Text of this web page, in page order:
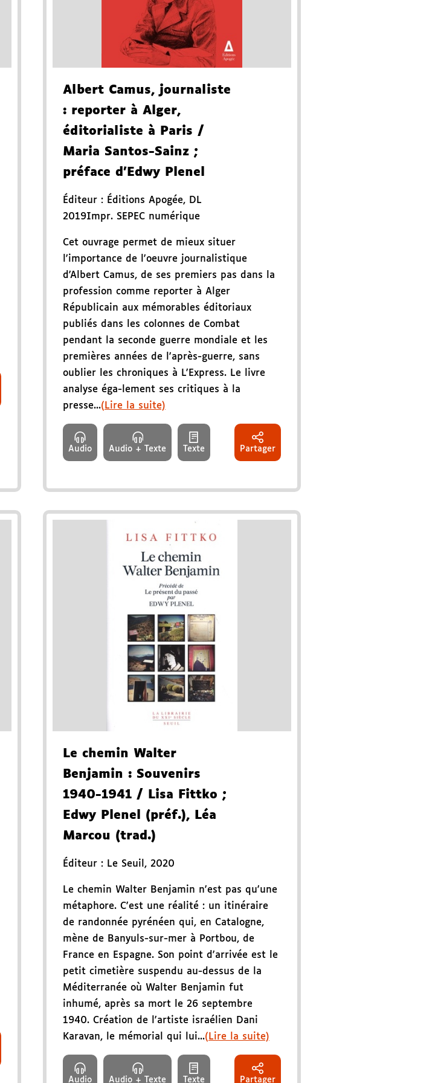
Albert Camus, journaliste
: reporter à Alger,
éditorialiste à Paris /
Maria Santos-Sainz;
préface d'Edwy Plenel
Éditeur : Éditions Apogée, DL
2019Impr. SEPEC numérique
Cet ouvrage permet de mieux situer
l'importance de l'oeuvre journalistique
d'Albert Camus, de ses premiers pas dans la
profession comme reporter à Alger
Républicain aux mémorables éditoriaux
publiés dans les colonnes de Combat
pendant la seconde guerre mondiale et les
premières années de l'après-guerre, sans
oublier les chroniques à L'Express. Le livre
analyse éga-lement ses critiques à la
presse...(Lire la suite)
Audio Audio + Texte Texte Partager
Le chemin Walter
Benjamin : Souvenirs
1940-1941/ Lisa Fittko ;
Edwy Plenel (préf.), Léa
Marcou (trad.)
Éditeur : Le Seuil , 2020
Le chemin Walter Benjamin n'est pas qu'une
métaphore. C'est une réalité : un itinéraire
de randonnée pyrénéen qui, en Catalogne,
mène de Banyuls-sur-mer à Portbou, de
France en Espagne. Son point d'arrivée est le
petit cimetière suspendu au-dessus de la
Méditerranée où Walter Benjamin fut
inhumé, après sa mort le 26 septembre
1940. Création de l'artiste israélien Dani
Karavan, le mémorial qui lui...(Lire la suite)
Audio Audio + Texte Texte Partager